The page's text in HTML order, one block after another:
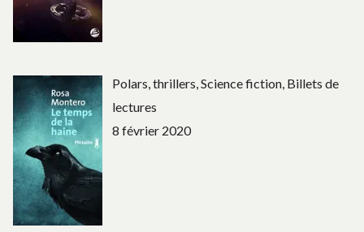
Polars, thrillers, Science fiction, Billets de
lectures
8 février 2020